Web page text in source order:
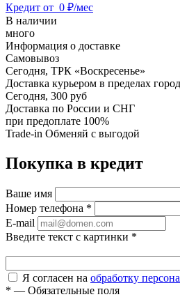
Кредит от 0 ₽/мес
В наличии
много
Информация о доставке
Самовывоз
Сегодня, ТРК «Воскресенье»
Доставка курьером в пределах
Сегодня, 300 руб
Доставка по России и СНГ
при предоплате 100%
Trade-in Обменяй с выгодой
Покупка в кредит
Ваше имя
Номер телефона *
E-mail
Введите текст с картинки *
Я согласен на обработку
* — Обязательные поля